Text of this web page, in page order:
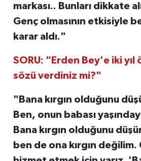
markası.. Bunları dikkate
Genç olmasının etkisiyle
karar aldı."
SORU: "Erden Bey'e iki yıl
sözü verdiniz mi?"
"Bana kırgın olduğunu
Ben, onun babası
Bana kırgın olduğunu
ben de ona kırgın